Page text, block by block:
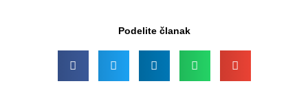
Podelite članak